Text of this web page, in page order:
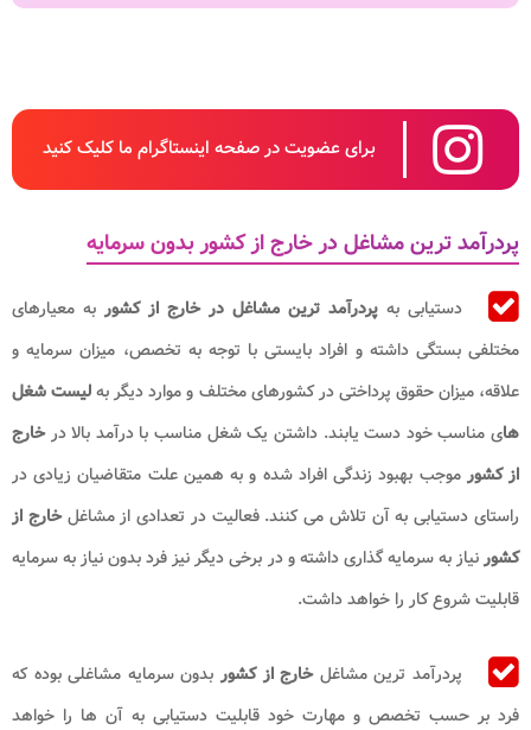
برای عضویت در صفحه اینستاگرام ما کلیک کنید
پردرآمد ترین مشاغل در خارج از کشور بدون سرمایه
دستیابی به پردرآمد ترین مشاغل در خارج از کشوربه معیارهای
مختلفی بستگی داشته و افراد بایستی با توجه به تخصص، میزان سرمایه و
علاقه، میزان حقوق پرداختی در کشورهای مختلف و موارد دیگر بهلیست شغل
های مناسب خود دست یابند. داشتن یک شغل مناسب با درآمد بالا درخارج
از کشورموجب بهبود زندگی افراد شده و به همین علت متقاضیان زیادی در
راستای دستیابی به آن تلاش می کنند. فعالیت در تعدادی از مشاغلخارج از
کشورنیاز به سرمایه گذاری داشته و در برخی دیگر نیز فرد بدون نیاز به سرمایه
قابلیت شروع کار را خواهد داشت.
پردرآمد ترین مشاغلخارج از کشوربدون سرمایه مشاغلی بوده که
فرد بر حسب تخصص و مهارت خود قابلیت دستیابی به آن ها را خواهد